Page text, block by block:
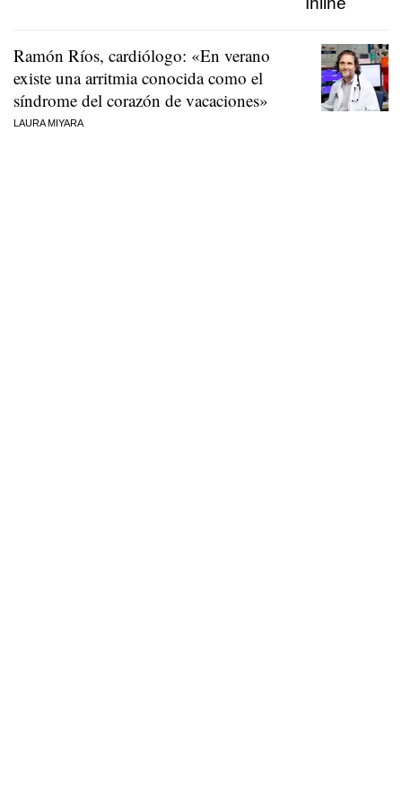
Ramón Ríos, cardiólogo: «En verano
existe una arritmia conocida como el
síndrome del corazón de vacaciones»
LAURA MIYARA